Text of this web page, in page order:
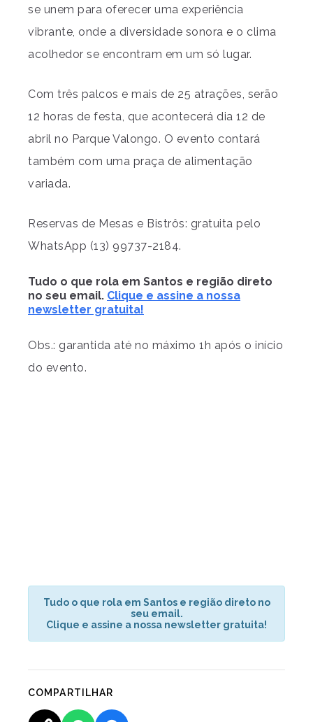
se unem para oferecer uma experiência
vibrante, onde a diversidade sonora e o clima
acolhedor se encontram em um só lugar.
Com três palcos e mais de 25 atrações, serão
12 horas de festa, que acontecerá dia 12 de
abril no Parque Valongo. O evento contará
também com uma praça de alimentação
variada.
Reservas de Mesas e Bistrôs: gratuita pelo
WhatsApp (13) 99737-2184.
Tudo o que rola em Santos e região direto
no seu email. Clique e assine a nossa
newsletter gratuita!
Obs.: garantida até no máximo 1h após o início
do evento.
Tudo o que rola em Santos e região direto no
seu email.
Clique e assine a nossa newsletter gratuita!
COMPARTILHAR